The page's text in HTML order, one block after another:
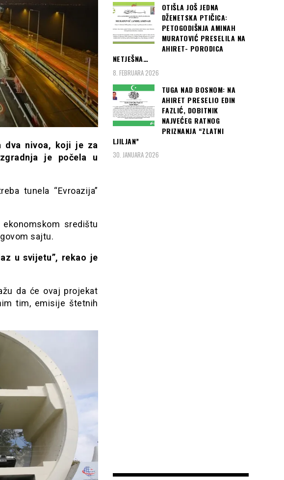
dva nivoa, koji je za
je počela u
tunela “Evroazija”
središtu
sajtu.
u svijetu”, rekao je
da će ovaj projekat
tim, emisije štetnih
OTIŠLA JOŠ JEDNA
DŽENETSKA PTIČICA:
PETOGODIŠNJA AMINAH
MURATOVIĆ PRESELILA NA
AHIRET- PORODICA
NETJEŠNA…
8. FEBRUARA 2026
TUGA NAD BOSNOM: NA
AHIRET PRESELIO EDIN
FAZLIĆ, DOBITNIK
NAJVEĆEG RATNOG
PRIZNANJA “ZLATNI
LJILJAN”
30. JANUARA 2026